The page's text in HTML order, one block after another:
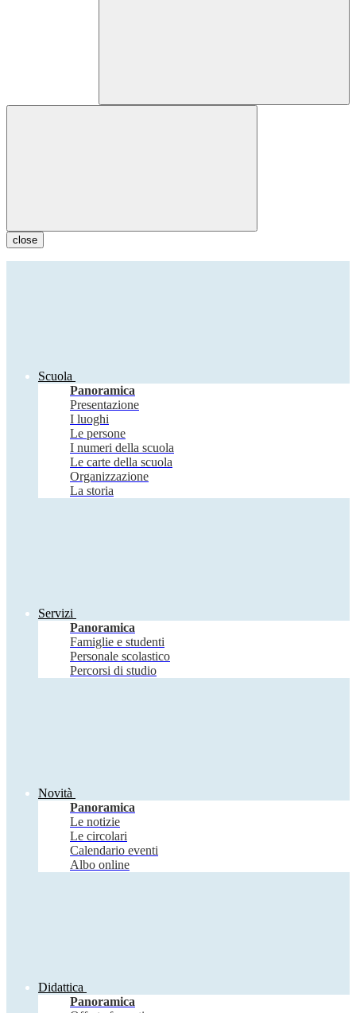
close
Scuola
Panoramica
Presentazione
I luoghi
Le persone
I numeri della scuola
Le carte della scuola
Organizzazione
La storia
Servizi
Panoramica
Famiglie e studenti
Personale scolastico
Percorsi di studio
Novità
Panoramica
Le notizie
Le circolari
Calendario eventi
Albo online
Didattica
Panoramica